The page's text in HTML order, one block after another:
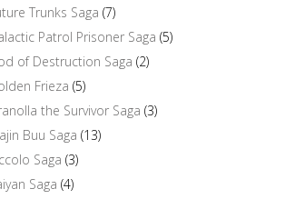
Trunks Saga (7)
Patrol Prisoner Saga (5)
of Destruction Saga (2)
Frieza (5)
the Survivor Saga (3)
Buu Saga (13)
Saga (3)
Saga (4)